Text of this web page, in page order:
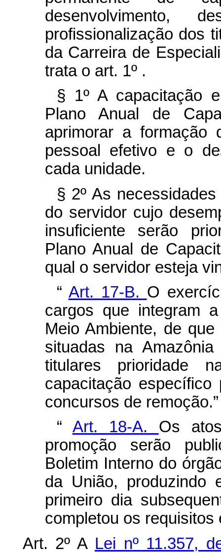
desenvolvimento,
profissionalização dos
da Carreira de
trata o art. 1º .
§ 1º A capacitação
Plano Anual de
aprimorar a formação
pessoal efetivo e o
cada unidade.
§ 2º As
do servidor cujo
insuficiente serão
Plano Anual de
qual o servidor esteja
“ Art. 17-B. O
cargos que integram
Meio Ambiente, de
situadas na
titulares prioridade
capacitação
concursos de remoção.”
“ Art. 18-A. Os
promoção serão
Boletim Interno do
da União, produzindo
primeiro dia
completou os requisitos
Art. 2º A Lei nº 11.357,